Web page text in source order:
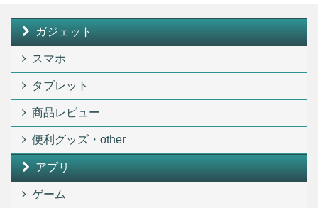
ガジェット
スマホ
タブレット
商品レビュー
便利グッズ・other
アプリ
ゲーム